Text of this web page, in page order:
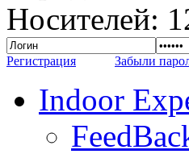
Носителей:
Регистрация Забыли
Indoor